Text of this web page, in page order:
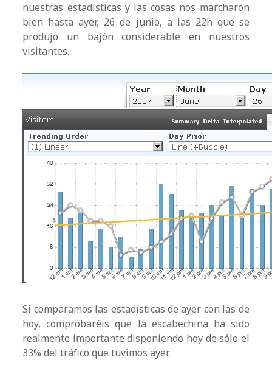
nuestras estadísticas y las cosas nos marcharon
bien hasta ayer, 26 de junio, a las 22h que se
produjo un bajón considerable en nuestros
visitantes.
Si comparamos las estadísticas de ayer con las de
hoy, comprobaréis que la escabechina ha sido
realmente importante disponiendo hoy de sólo el
33% del tráfico que tuvimos ayer.